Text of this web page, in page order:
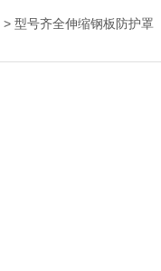
> 型号齐全伸缩钢板防护罩